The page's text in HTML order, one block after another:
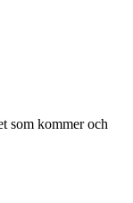
som kommer och